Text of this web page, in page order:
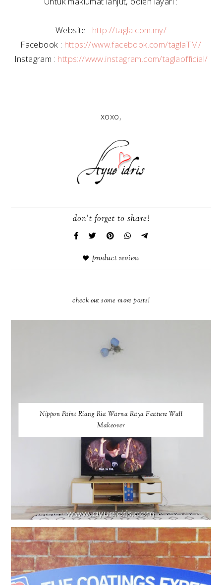
Website : http://tagla.com.my/
Facebook : https://www.facebook.com/taglaTM/
Instagram : https://www.instagram.com/taglaofficial/
xoxo,
don't forget to share!
product review
check out some more posts!
Nippon Paint Riang Ria Warna Raya Feature Wall
Makeover